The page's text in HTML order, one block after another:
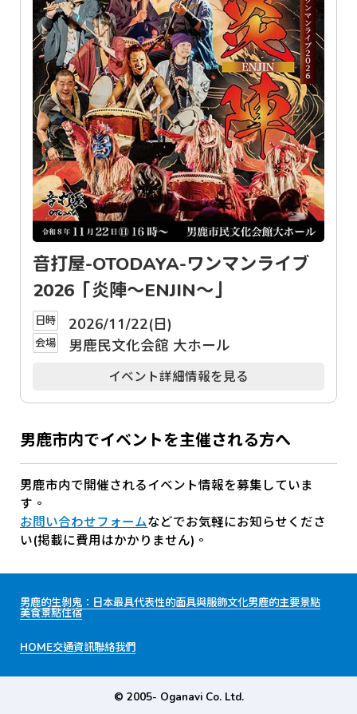
音打屋-OTODAYA-ワンマンライブ
2026「炎陣〜ENJIN〜」
日時 2026/11/22(日)
会場 男鹿民文化会館 大ホール
イベント詳細情報を見る
男鹿市内でイベントを主催される方へ
男鹿市内で開催されるイベント情報を募集していま
す。
お問い合わせフォームなどでお気軽にお知らせくださ
い(掲載に費用はかかりません)。
男鹿的生剝鬼：日本最具代表性的面具與服飾文化男鹿的主要景點
美食景點住宿
HOME交通資訊聯絡我們
© 2005- Oganavi Co. Ltd.